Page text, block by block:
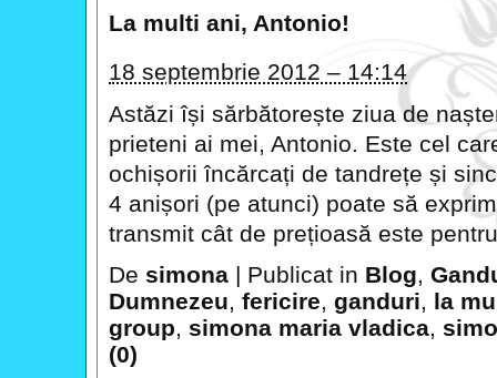
La multi ani, Antonio!
18 septembrie 2012 – 14:14
Astăzi își sărbătorește ziua de
prieteni ai mei, Antonio. Este cel
ochișorii încărcați de tandrețe și
4 anișori (pe atunci) poate să
transmit cât de prețioasă este
De simona | Publicat in Blog,
Dumnezeu, fericire, ganduri, la
group, simona maria vladica,
(0)